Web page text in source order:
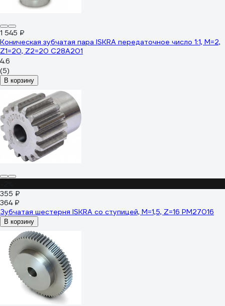
1 545 ₽
Коническая зубчатая пара ISKRA передаточное число 1:1, M=2,
Z1=20, Z2=20 C28A201
4.6
(5)
В корзину
355 ₽
364 ₽
Зубчатая шестерня ISKRA со ступицей, M=1,5, Z=16 PM27016
В корзину